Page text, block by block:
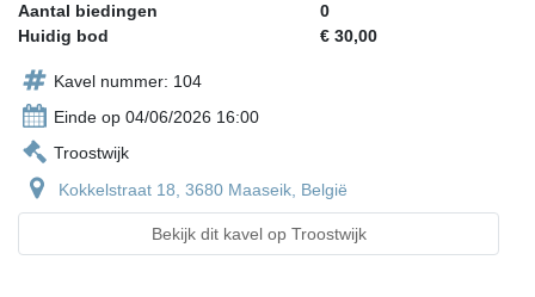
Aantal biedingen
0
Huidig bod
€ 30,00
Kavel nummer: 104
Einde op 04/06/2026 16:00
Troostwijk
Kokkelstraat 18, 3680 Maaseik, België
Bekijk dit kavel op Troostwijk